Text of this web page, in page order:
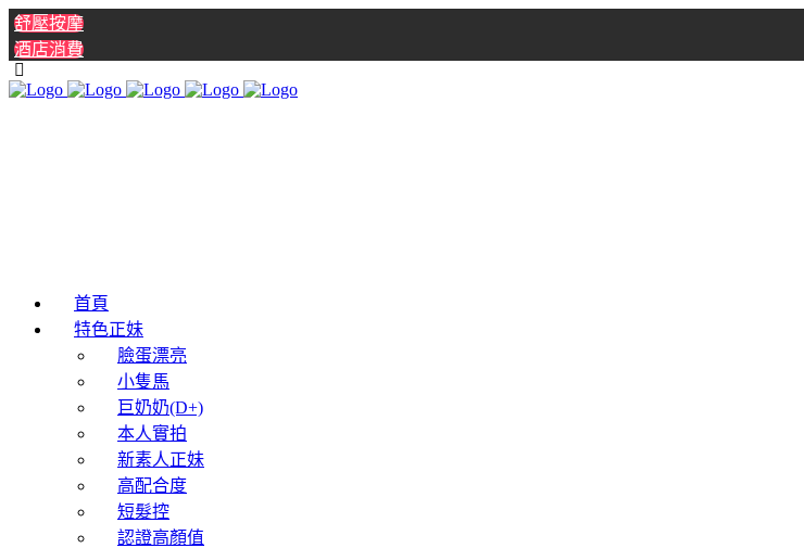
舒壓按摩
酒店消費
首頁
特色正妹
臉蛋漂亮
小隻馬
巨奶奶(D+)
本人實拍
新素人正妹
高配合度
短髮控
認證高顏值